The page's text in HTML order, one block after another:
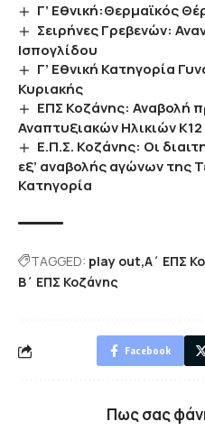
Γ’ Εθνική:Θερμαϊκός
Σειρήνες Γρεβενών:
Ισπογλίδου
Γ’ Εθνική Κατηγορία
Κυριακής
ΕΠΣ Κοζάνης: Αναβολή
Αναπτυξιακών Ηλικιών
Ε.Π.Σ. Κοζάνης: Οι
εξ’ αναβολής αγώνων της
Κατηγορία
TAGGED: play out Α΄ ΕΠΣ
Β΄ ΕΠΣ Κοζάνης
Facebook
Πως σας